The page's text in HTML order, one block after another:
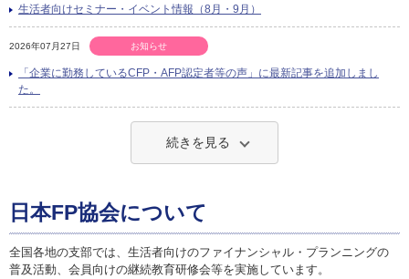
生活者向けセミナー・イベント情報（8月・9月）
2026年07月27日 お知らせ
「企業に勤務しているCFP・AFP認定者等の声」に最新記事を追加しまし
た。
続きを見る
日本FP協会について
全国各地の支部では、生活者向けのファイナンシャル・プランニングの
普及活動、会員向けの継続教育研修会等を実施しています。